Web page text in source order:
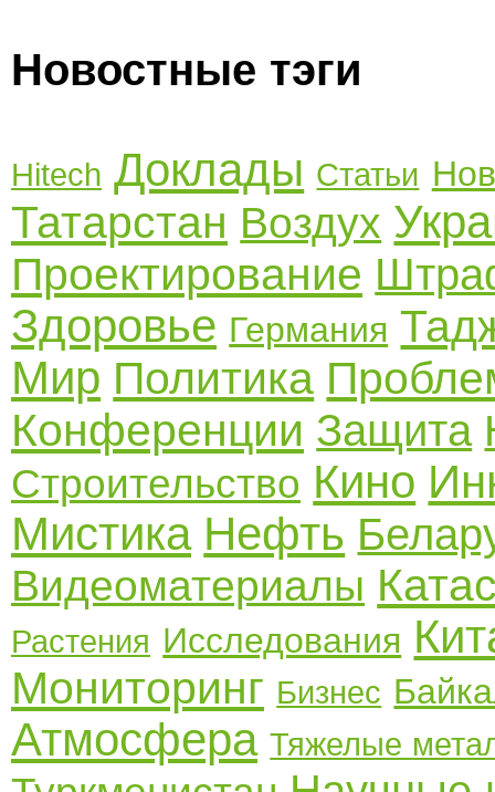
Новостные тэги
Hitech Доклады Статьи
Татарстан Воздух
Проектирование
Здоровье Германия
Мир Политика
Конференции Защита
Строительство Кино
Мистика Нефть
Видеоматериалы
Растения Исследования
Мониторинг Бизнес
Атмосфера Тяжелые